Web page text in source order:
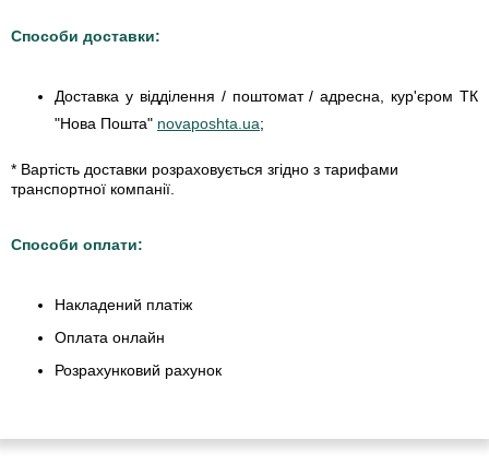
Способи доставки:
Доставка у відділення / поштомат / адресна, кур'єром ТК
"Нова Пошта" novaposhta.ua;
* Вартість доставки розраховується згідно з тарифами
транспортної компанії.
Способи оплати:
Накладений платіж
Оплата онлайн
Розрахунковий рахунок